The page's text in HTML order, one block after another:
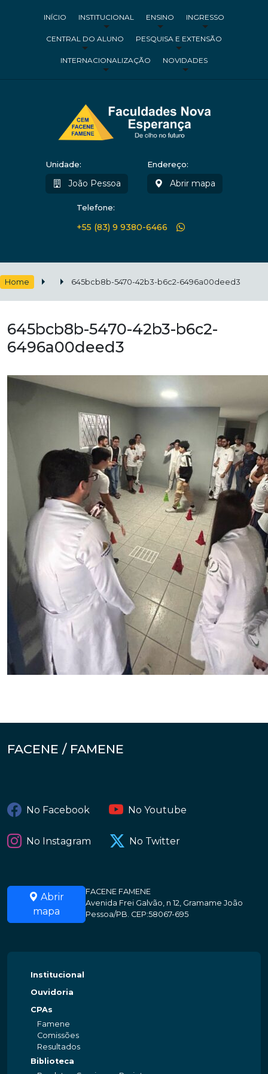
INÍCIO INSTITUCIONAL ENSINO INGRESSO
CENTRAL DO ALUNO PESQUISA E EXTENSÃO
INTERNACIONALIZAÇÃO NOVIDADES
Unidade:
João Pessoa
Endereço:
Abrir mapa
Telefone:
+55 (83) 9 9380-6466
Home 645bcb8b-5470-42b3-b6c2-6496a00deed3
645bcb8b-5470-42b3-b6c2-
6496a00deed3
FACENE / FAMENE
No Facebook No Youtube
No Instagram No Twitter
Abrir
mapa
FACENE FAMENE
Avenida Frei Galvão, n 12, Gramame João
Pessoa/PB. CEP:58067-695
Institucional
Ouvidoria
CPAs
Famene
Comissões
Resultados
Biblioteca